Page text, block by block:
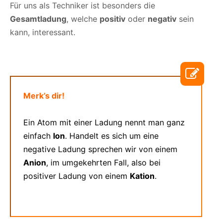
Für uns als Techniker ist besonders die
Gesamtladung, welche positiv oder negativ sein
kann, interessant.
Merk’s dir!
Ein Atom mit einer Ladung nennt man ganz
einfach Ion. Handelt es sich um eine
negative Ladung sprechen wir von einem
Anion, im umgekehrten Fall, also bei
positiver Ladung von einem Kation.